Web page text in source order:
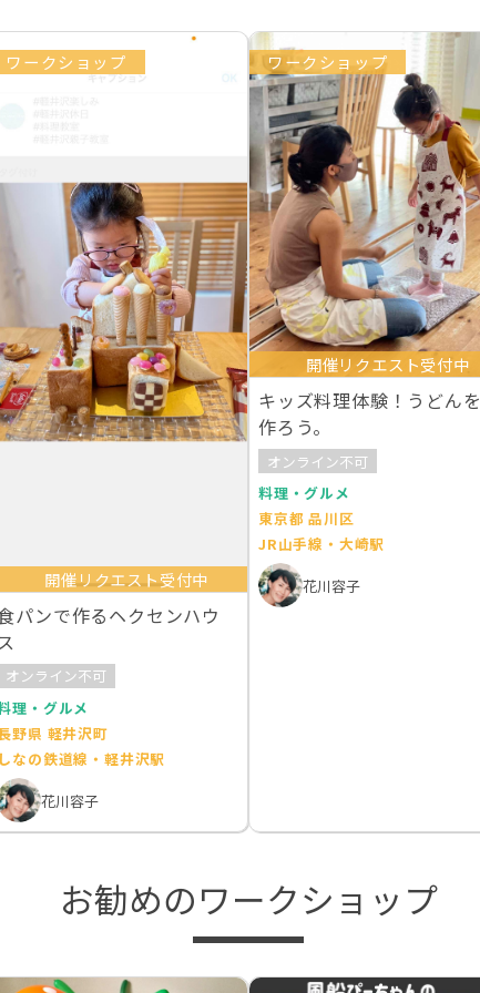
ワークショップ
開催リクエスト受付中
パンで作るヘクセンハウ
オンライン不可
理・グルメ
野県 軽井沢町
なの鉄道線・軽井沢駅
花川容子
ワークショップ
開催リクエスト受付中
キッズ料理体験！うどんを
作ろう。
オンライン不可
料理・グルメ
東京都 品川区
JR山手線・大崎駅
花川容子
お勧めのワークショップ